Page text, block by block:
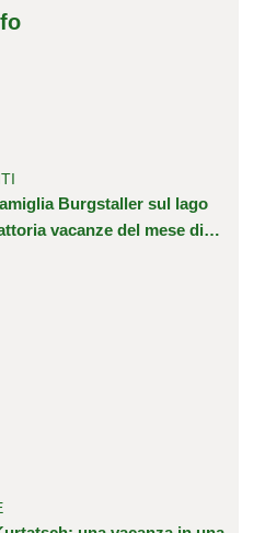
Burgstaller sul lago
vacanze del mese di